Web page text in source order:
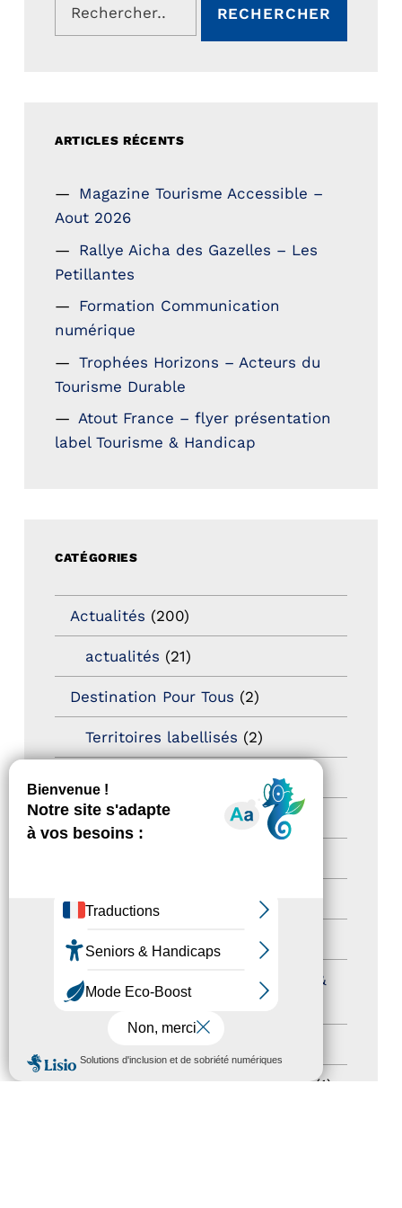
MENU
ARTICLES RÉCENTS
Magazine Tourisme Accessible –
Aout 2026
Rallye Aicha des Gazelles – Les
Petillantes
Formation Communication
numérique
Trophées Horizons – Acteurs du
Tourisme Durable
Atout France – flyer présentation
label Tourisme & Handicap
CATÉGORIES
Actualités (200)
actualités (21)
Destination Pour Tous (2)
Territoires labellisés (2)
Newsletter pro
Autres événements (41)
Journées nationales Tourisme &
Handicap
(1)